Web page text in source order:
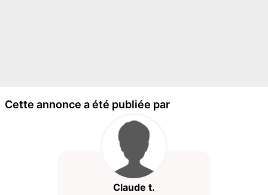
Cette annonce a été publiée par
Claude t.